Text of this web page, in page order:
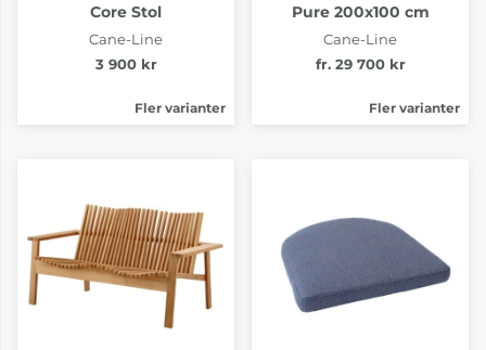
Core Stol
Cane-Line
3 900 kr
Fler varianter
Pure 200x100 cm
Cane-Line
fr. 29 700 kr
Fler varianter